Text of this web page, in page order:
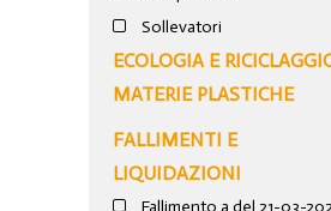
Sollevatori
ECOLOGIA E
MATERIE PLASTICHE
FALLIMENTI E
LIQUIDAZIONI